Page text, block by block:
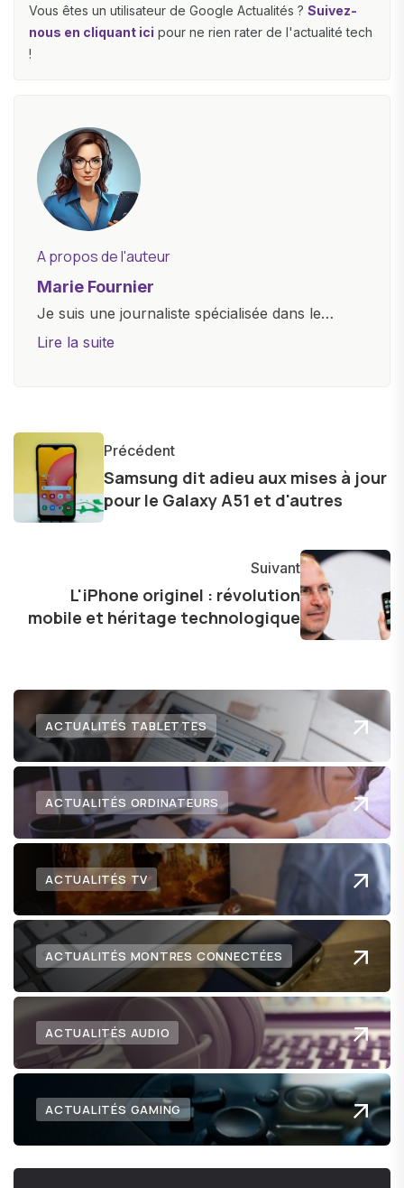
Vous êtes un utilisateur de Google Actualités ? Suivez-
nous en cliquant ici pour ne rien rater de l'actualité tech
!
A propos de l'auteur
Marie Fournier
Je suis une journaliste spécialisée dans le
domaine de la technologie, travaillant pour un
tablettes aux ordinateurs, montres connectées,
et jeux vidéo. Ma passion pour la technologie,
combinée à une solide formation technique, me
permet d'offrir des analyses approfondies et
Lire la suite
Précédent
Samsung dit adieu aux mises à jour
pour le Galaxy A51 et d'autres
Suivant
L'iPhone originel : révolution
mobile et héritage technologique
ACTUALITÉS TABLETTES
ACTUALITÉS ORDINATEURS
ACTUALITÉS TV
ACTUALITÉS MONTRES CONNECTÉES
ACTUALITÉS AUDIO
ACTUALITÉS GAMING